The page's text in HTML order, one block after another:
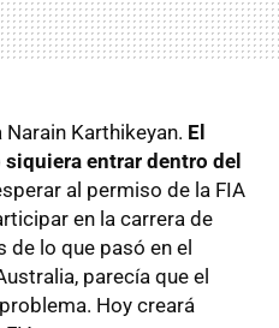
Karthikeyan. El
entrar dentro del
al permiso de la FIA
en la carrera de
de lo que pasó en el
parecía que el
Hoy creará